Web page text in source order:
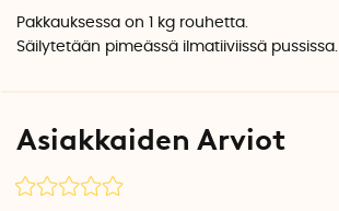
Pakkauksessa on 1 kg rouhetta.
Säilytetään pimeässä ilmatiiviissä pussissa.
Asiakkaiden Arviot